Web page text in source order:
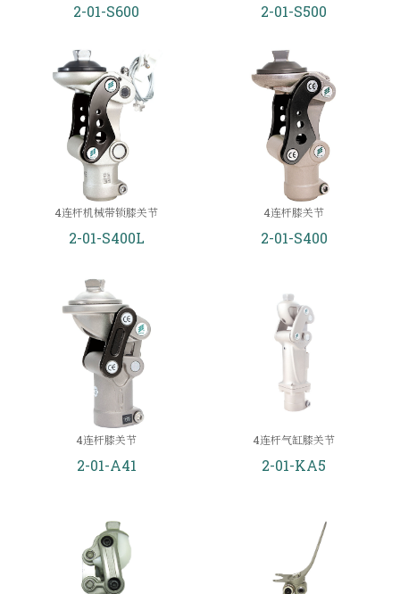
2-01-S600 2-01-S500
4连杆机械带锁膝关节
2-01-S400L
4连杆膝关节
2-01-S400
4连杆膝关节
2-01-A41
4连杆气缸膝关节
2-01-KA5